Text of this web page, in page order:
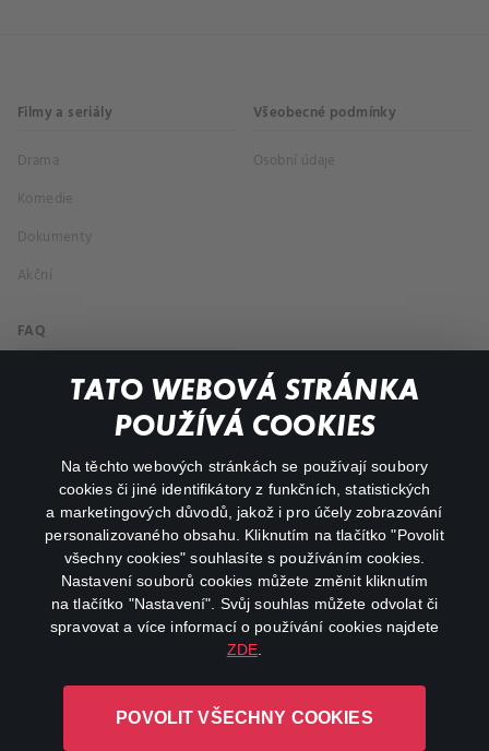
TATO WEBOVÁ STRÁNKA
POUŽÍVÁ COOKIES
Na těchto webových stránkách se používají soubory
cookies či jiné identifikátory z funkčních, statistických
a marketingových důvodů, jakož i pro účely zobrazování
personalizovaného obsahu. Kliknutím na tlačítko "Povolit
všechny cookies" souhlasíte s používáním cookies.
Nastavení souborů cookies můžete změnit kliknutím
na tlačítko "Nastavení". Svůj souhlas můžete odvolat či
spravovat a více informací o používání cookies najdete
ZDE
POVOLIT VŠECHNY COOKIES
Filmy a seriály
Drama
Komedie
Dokumenty
Akční
Všeobecné podmínky
Osobní údaje
FAQ
Můj účet
Důležité odkazy
facebookinstagram
youtube
L-1246 Luxembourg R.C.S.